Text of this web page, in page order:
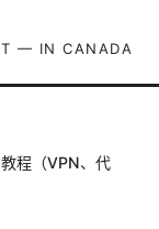
— IN CANADA
程（VPN、代